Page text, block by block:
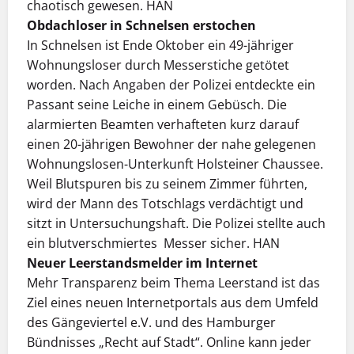
chaotisch gewesen. HAN
Obdachloser in Schnelsen erstochen
In Schnelsen ist Ende Oktober ein 49-jähriger
Wohnungsloser durch Messerstiche getötet
worden. Nach Angaben der Polizei entdeckte ein
Passant seine Leiche in einem Gebüsch. Die
alarmierten Beamten verhafteten kurz darauf
einen 20-jährigen Bewohner der nahe gelegenen
Wohnungslosen-Unterkunft Holsteiner Chaussee.
Weil Blutspuren bis zu seinem Zimmer führten,
wird der Mann des Totschlags verdächtigt und
sitzt in Untersuchungshaft. Die Polizei stellte auch
ein blutverschmiertes Messer sicher. HAN
Neuer Leerstandsmelder im Internet
Mehr Transparenz beim Thema Leerstand ist das
Ziel eines neuen Internetportals aus dem Umfeld
des Gängeviertel e.V. und des Hamburger
Bündnisses „Recht auf Stadt“. Online kann jeder